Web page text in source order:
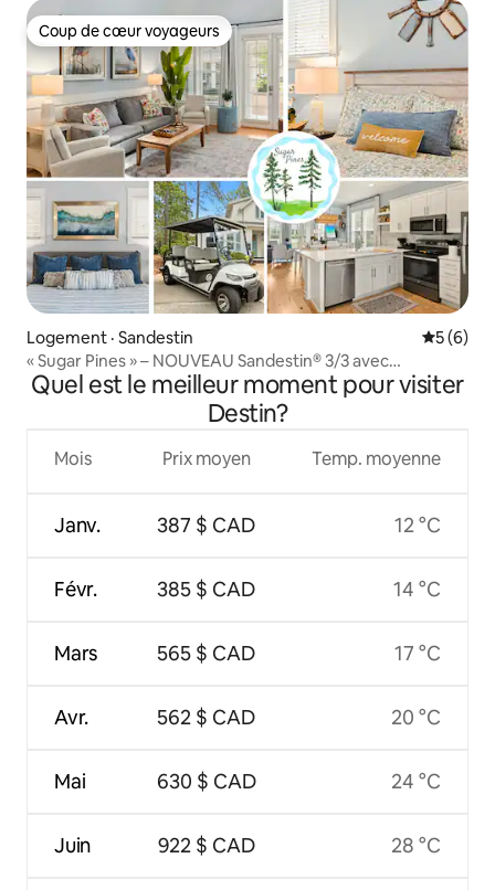
Coup de cœur voyageurs
Coup de cœur voyageurs
Logement · Sandestin Note
5 (6)
« Sugar Pines » – NOUVEAU Sandestin® 3/3 avec
voiturette de golf!
Quel est le meilleur moment pour visiter
Destin?
Mois
Janv.
Févr.
Mars
Avr.
Mai
Juin
Prix moyen
387 $ CAD
385 $ CAD
565 $ CAD
562 $ CAD
630 $ CAD
922 $ CAD
Temp. moyenne
12 °C
14 °C
17 °C
20 °C
24 °C
28 °C